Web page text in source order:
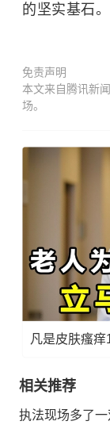
的坚实基石
免责声明
本文来自腾讯新
场。
相关推荐
执法现场多了一